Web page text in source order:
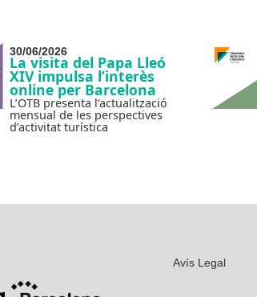
30/06/2026
La visita del Papa Lleó
XIV impulsa l’interès
online per Barcelona
L’OTB presenta l’actualització
mensual de les perspectives
d’activitat turística
Avís Legal